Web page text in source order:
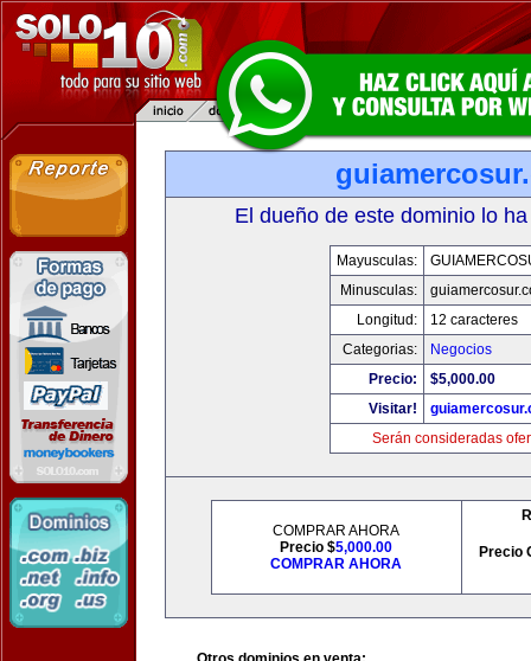
El dueño de este dominio lo
Mayusculas:
Minusculas:
Longitud:
12 caracteres
Categorias:
Negocios
Precio:
$5,000.00
Visitar!
Serán consideradas
COMPRAR AHORA
Precio $5,000.00
COMPRAR AHORA
Precio